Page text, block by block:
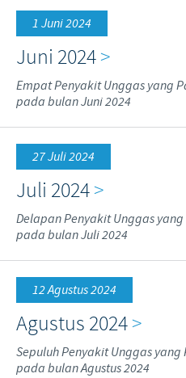
1 Juni 2024
Juni 2024>
Empat Penyakit Unggas yang
pada bulan Juni 2024
27 Juli 2024
Juli 2024>
Delapan Penyakit Unggas
pada bulan Juli 2024
12 Agustus 2024
Agustus 2024>
Sepuluh Penyakit Unggas
pada bulan Agustus 2024